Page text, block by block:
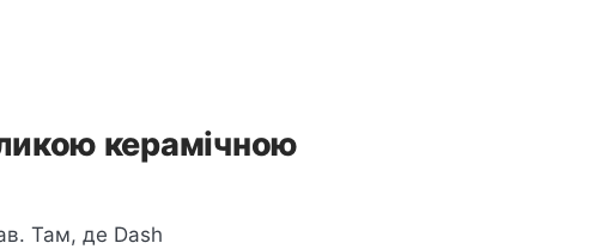
керамічною
Там, де Dash